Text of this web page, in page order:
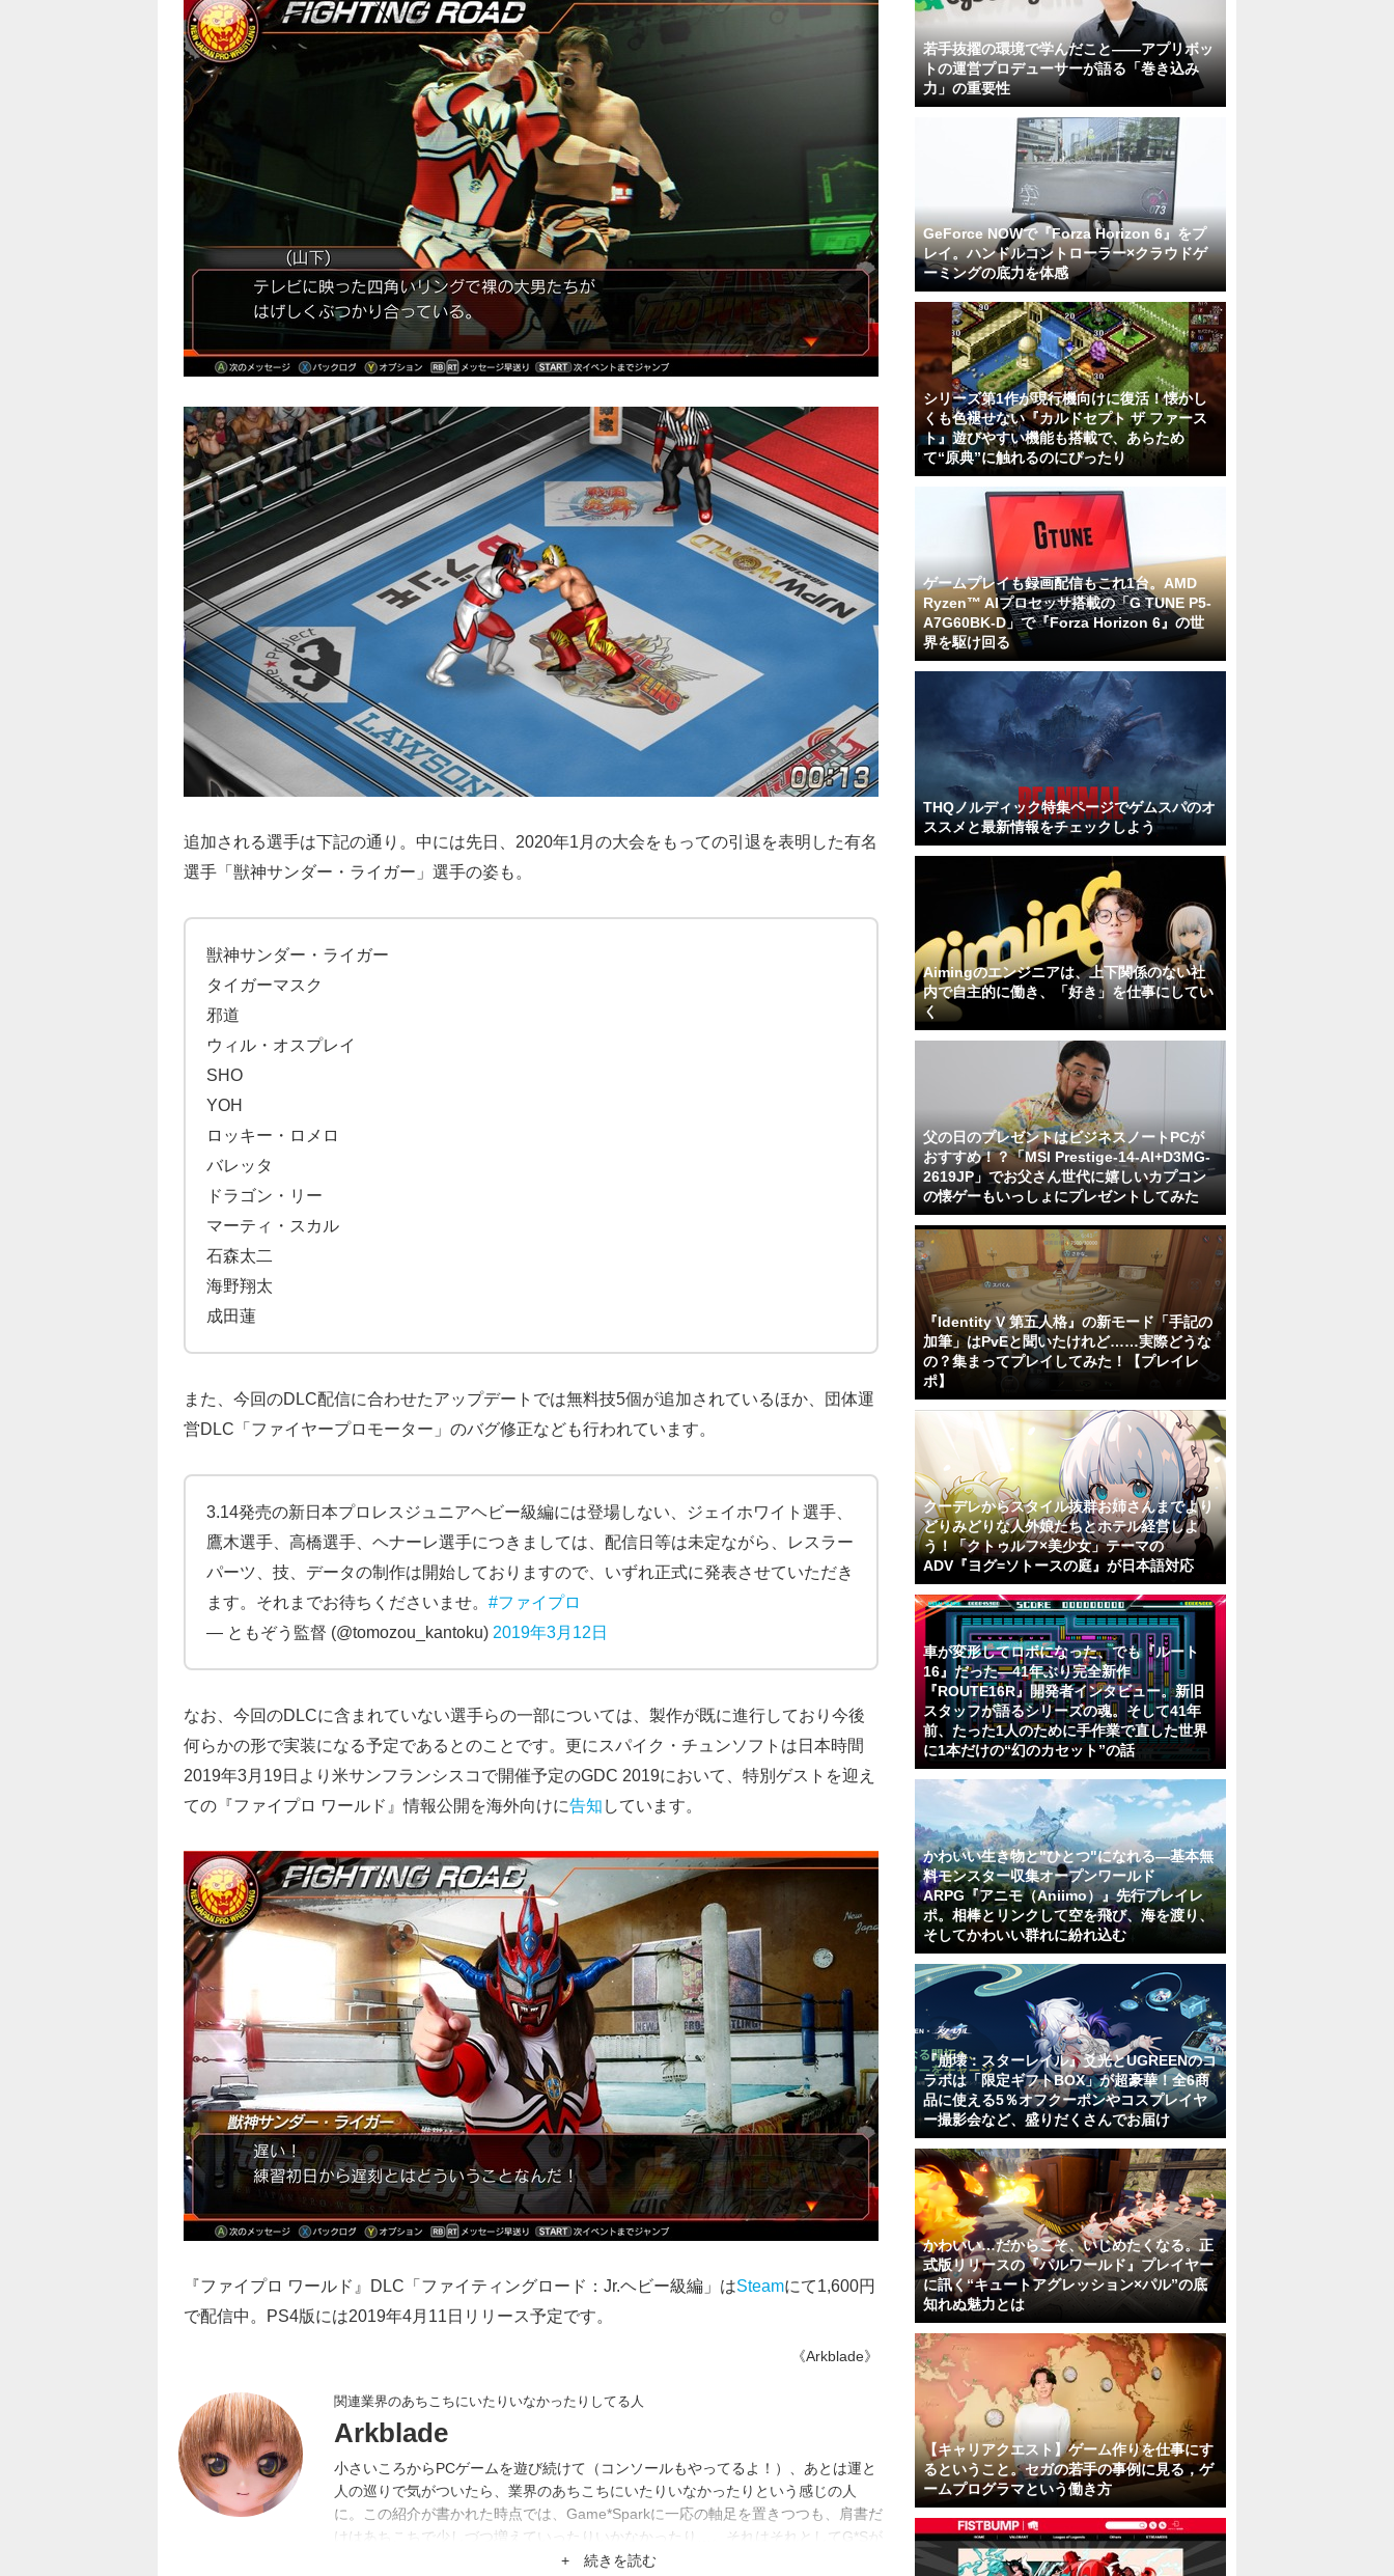
追加される選手は下記の通り。中には先日、2020年1月の大会をもっての引退を表明した有名
選手「獣神サンダー・ライガー」選手の姿も。
獣神サンダー・ライガー
タイガーマスク
邪道
ウィル・オスプレイ
SHO
YOH
ロッキー・ロメロ
バレッタ
ドラゴン・リー
マーティ・スカル
石森太二
海野翔太
成田蓮
また、今回のDLC配信に合わせたアップデートでは無料技5個が追加されているほか、団体運
営DLC「ファイヤープロモーター」のバグ修正なども行われています。
3.14発売の新日本プロレスジュニアヘビー級編には登場しない、ジェイホワイト選手、
鷹木選手、高橋選手、ヘナーレ選手につきましては、配信日等は未定ながら、レスラー
パーツ、技、データの制作は開始しておりますので、いずれ正式に発表させていただき
ます。それまでお待ちくださいませ。 #ファイプロ
— ともぞう監督 (@tomozou_kantoku) 2019年3月12日
なお、今回のDLCに含まれていない選手らの一部については、製作が既に進行しており今後
何らかの形で実装になる予定であるとのことです。更にスパイク・チュンソフトは日本時間
2019年3月19日より米サンフランシスコで開催予定のGDC 2019において、特別ゲストを迎え
ての『ファイプロ ワールド』情報公開を海外向けに告知 しています。
『ファイプロ ワールド』DLC「ファイティングロード：Jr.ヘビー級編」はSteamにて1,600円
で配信中。PS4版には2019年4月11日リリース予定です。
《Arkblade》
関連業界のあちこちにいたりいなかったりしてる人
Arkblade
小さいころからPCゲームを遊び続けて（コンソールもやってるよ！）、あとは運と
人の巡りで気がついたら、業界のあちこちにいたりいなかったりという感じの人
に。この紹介が書かれた時点では、Game*Sparkに一応の軸足を置きつつも、肩書だ
けはあちこちで少しづつ増えていったりいかなかったり…。それはそれとしてG*Sが
日本一宇宙SFゲームに強いメディアになったりしないかな。
+ 続きを読む
若手抜擢の環境で学んだこと――アプリボッ
トの運営プロデューサーが語る「巻き込み
力」の重要性
GeForce NOWで『Forza Horizon 6』をプ
レイ。ハンドルコントローラー×クラウドゲ
ーミングの底力を体感
シリーズ第1作が現行機向けに復活！懐かし
くも色褪せない『カルドセプト ザ ファース
ト』遊びやすい機能も搭載で、あらため
て“原典”に触れるのにぴったり
ゲームプレイも録画配信もこれ1台。AMD
Ryzen™ AIプロセッサ搭載の「G TUNE P5-
A7G60BK-D」で『Forza Horizon 6』の世
界を駆け回る
THQノルディック特集ページでゲムスパのオ
ススメと最新情報をチェックしよう
Aimingのエンジニアは、上下関係のない社
内で自主的に働き、「好き」を仕事にしてい
く
父の日のプレゼントはビジネスノートPCが
おすすめ！？「MSI Prestige-14-AI+D3MG-
2619JP」でお父さん世代に嬉しいカプコン
の懐ゲーもいっしょにプレゼントしてみた
『Identity V 第五人格』の新モード「手記の
加筆」はPvEと聞いたけれど……実際どうな
の？集まってプレイしてみた！【プレイレ
ポ】
クーデレからスタイル抜群お姉さんまでより
どりみどりな人外娘たちとホテル経営しよ
う！「クトゥルフ×美少女」テーマの
ADV『ヨグ=ソトースの庭』が日本語対応
車が変形してロボになった、でも『ルート
16』だった―41年ぶり完全新作
『ROUTE16R』開発者インタビュー。新旧
スタッフが語るシリーズの魂。そして41年
前、たった1人のために手作業で直した世界
に1本だけの“幻のカセット”の話
かわいい生き物と"ひとつ"になれる―基本無
料モンスター収集オープンワールド
ARPG『アニモ（Aniimo）』先行プレイレ
ポ。相棒とリンクして空を飛び、海を渡り、
そしてかわいい群れに紛れ込む
『崩壊：スターレイル』爻光とUGREENのコ
ラボは「限定ギフトBOX」が超豪華！全6商
品に使える5％オフクーポンやコスプレイヤ
ー撮影会など、盛りだくさんでお届け
かわいい…だからこそ、いじめたくなる。正
式版リリースの『パルワールド』プレイヤー
に訊く“キュートアグレッション×パル”の底
知れぬ魅力とは
【キャリアクエスト】ゲーム作りを仕事にす
るということ。セガの若手の事例に見る，ゲ
ームプログラマという働き方